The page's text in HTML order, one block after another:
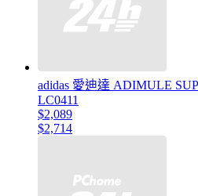
adidas 愛迪達 ADIMULE
LC0411
$2,089
$2,714